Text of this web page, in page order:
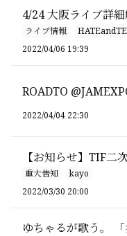
4/24 大阪ライブ詳
ライブ情報
2022/04/06 19:39
ROADTO
2022/04/04 22:30
【お知らせ】TIF二
重大告知
kayo
2022/03/30 20:00
ゆちゃるが歌う。